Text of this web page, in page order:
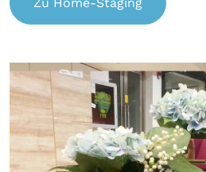
Zu Home-Staging